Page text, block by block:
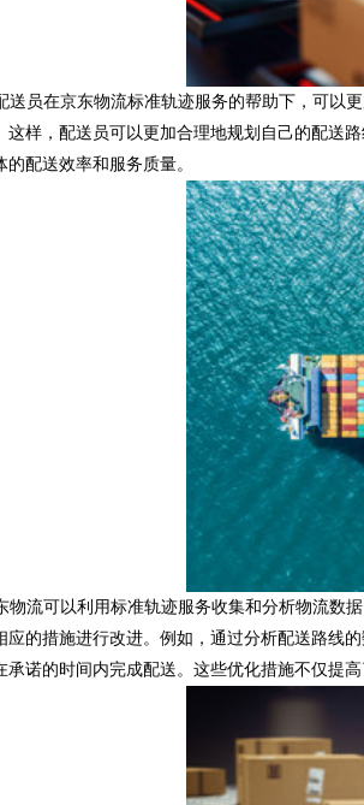
送员在京东物流标准轨迹服务的帮助下，可以
这样，配送员可以更加合理地规划自己的配送
配送效率和服务质量。
物流可以利用标准轨迹服务收集和分析物流数
应的措施进行改进。例如，通过分析配送路线
承诺的时间内完成配送。这些优化措施不仅提